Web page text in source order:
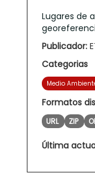
Lugares de
Publicador:
Categorias
Medio
Formatos
URL ZIP
Última